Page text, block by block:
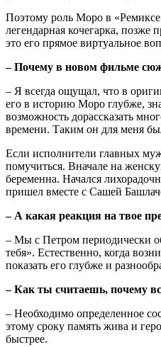
Поэтому роль Моро в
легендарная кочегарка, позже
это его прямое виртуальное
– Почему в новом фильме
– Я всегда ощущал, что в
его в историю Моро глубже,
возможность дорассказать
времени. Таким он для меня
Если исполнители главных
помучиться. Вначале на
беременна. Начался
пришел вместе с Сашей
– А какая реакция на твое
– Мы с Петром периодически
тебя». Естественно, когда
показать его глубже и
– Как ты считаешь, почему
– Необходимо определенное
этому сроку память жива и
быстрее.